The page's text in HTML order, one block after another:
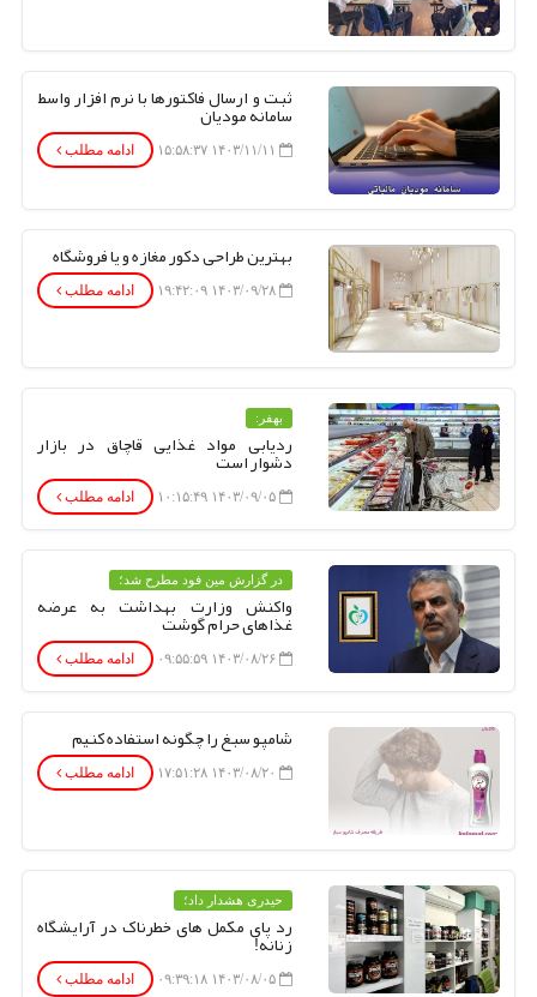
ثبت و ارسال فاکتورها با نرم افزار واسط
سامانه مودیان
ادامه مطلب
بهترین طراحی دکور مغازه و یا فروشگاه
۱۴۰۳/۰۹/۲۸ ۱۹:۴۲:۰۹ ادامه مطلب
بهفر:
ردیابی مواد غذایی قاچاق در بازار
دشوار است
۱۴۰۳/۰۹/۰۵ ۱۰:۱۵:۴۹ ادامه مطلب
در گزارش مین فود مطرح شد؛
واکنش وزارت بهداشت به عرضه
غذاهای حرام گوشت
۱۴۰۳/۰۸/۲۶ ۰۹:۵۵:۵۹ ادامه مطلب
شامپو سبغ را چگونه استفاده کنیم
ادامه مطلب
حیدری هشدار داد؛
رد پای مکمل های خطرناک در آرایشگاه
زنانه!
۱۴۰۳/۰۸/۰۵ ۰۹:۳۹:۱۸ ادامه مطلب